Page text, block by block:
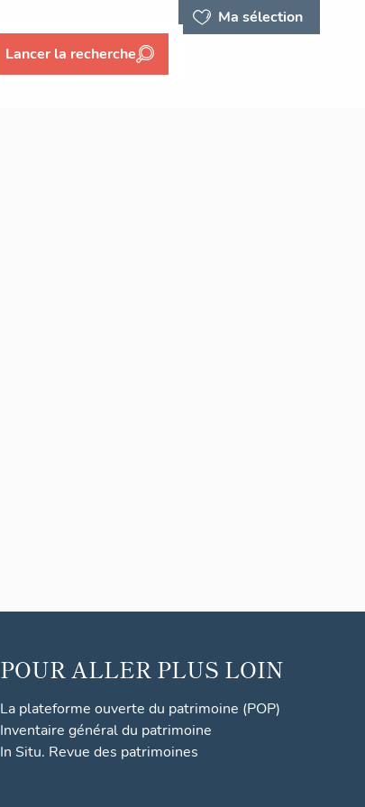
Ma sélection
Lancer la recherche
POUR ALLER PLUS LOIN
La plateforme ouverte du patrimoine (POP)
Inventaire général du patrimoine
In Situ. Revue des patrimoines